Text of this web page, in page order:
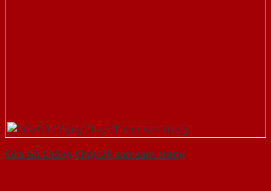
Cửa Gỗ Chống Cháy 2P son xam trang